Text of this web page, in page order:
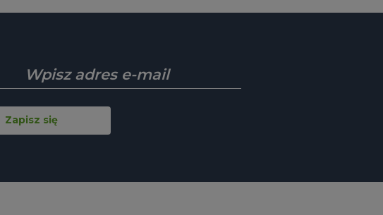
Zapisz się